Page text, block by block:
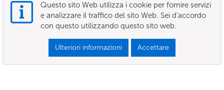
OnlineMenu
TERMINI E CONDIZIONI
Questo sito Web utilizza i cookie per fornire servizi
e analizzare il traffico del sito Web. Sei d'accordo
con questo utilizzando questo sito web.
Ulteriori informazioni Accettare